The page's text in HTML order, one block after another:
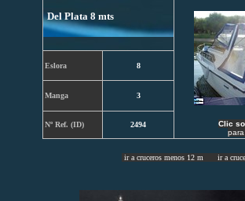
Del Plata 8 mts
Clic
para
Eslora 8
Manga 3
Nº Ref. (ID) 2494
ir a cruceros menos 12 m ir a